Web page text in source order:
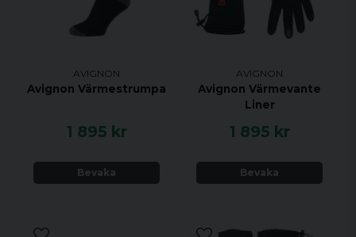
AVIGNON
Avignon Värmestrumpa
1 895 kr
Bevaka
AVIGNON
Avignon Värmevante
Liner
1 895 kr
Bevaka